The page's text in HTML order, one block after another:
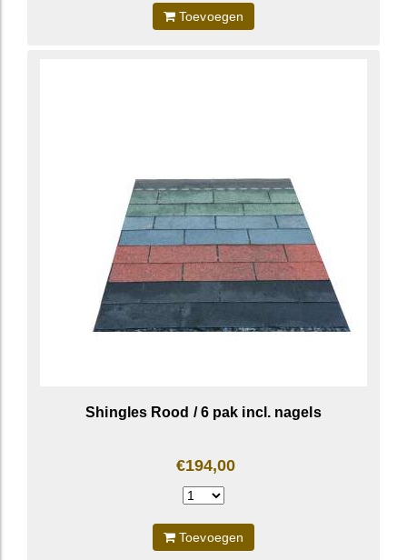
Toevoegen
Shingles Rood / 6 pak incl. nagels
€194,00
Toevoegen